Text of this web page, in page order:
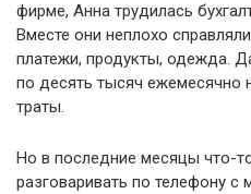
фирме, Анна трудилась
Вместе они неплохо
платежи, продукты, одежда.
по десять тысяч ежемесячно
траты.
Но в последние месяцы что-
разговаривать по телефону с